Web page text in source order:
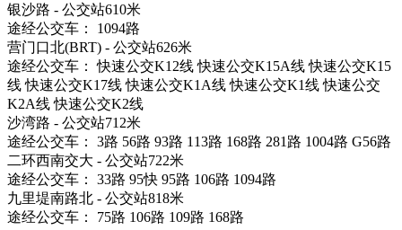
银沙路 - 公交站610米
途经公交车： 1094路
营门口北(BRT) - 公交站626米
途经公交车： 快速公交K12线 快速公交K15A线 快速公交K15
线 快速公交K17线 快速公交K1A线 快速公交K1线 快速公交
K2A线 快速公交K2线
沙湾路 - 公交站712米
途经公交车： 3路 56路 93路 113路 168路 281路 1004路 G56路
二环西南交大 - 公交站722米
途经公交车： 33路 95快 95路 106路 1094路
九里堤南路北 - 公交站818米
途经公交车： 75路 106路 109路 168路